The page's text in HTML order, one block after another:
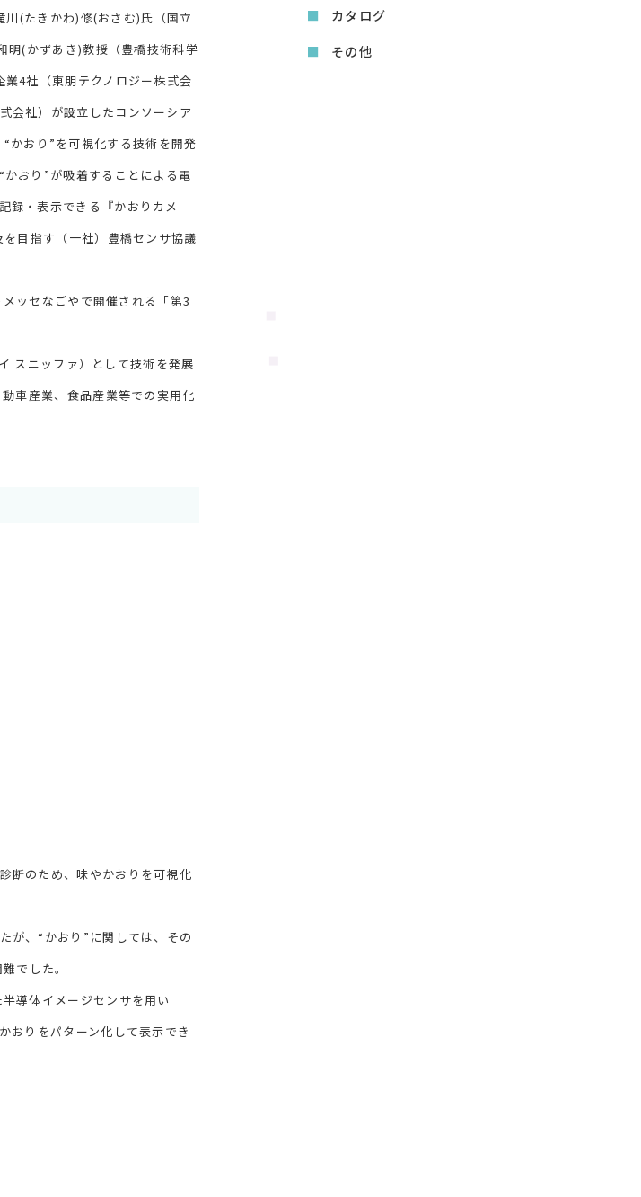
(たきかわ)修(おさむ)氏（国立
明(かずあき)教授（豊橋技術科学
4社（東朋テクノロジー株式会
会社）が設立したコンソーシア
おり”を可視化する技術を開発
おり”が吸着することによる電
録・表示できる『かおりカメ
目指す（一社）豊橋センサ協議
ッセなごやで開催される「第3
ニッファ）として技術を発展
車産業、食品産業等での実用化
断のため、味やかおりを可視化
が、“かおり”に関しては、その
でした。
導体イメージセンサを用い
おりをパターン化して表示でき
カタログ
その他